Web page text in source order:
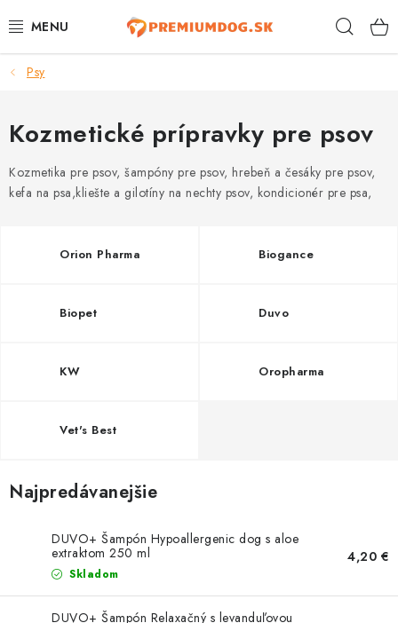
na
TOP 100 PRODUKTOV
NOVINKY
AKCIE
KONTAKTY
HOSPODÁRSKE ZVIERATÁ
DEZINFEKČNÉ PROSTRIEDKY
VONKAJŠIE VTÁCTVO
Psy
Kozmetické prípravky pre psov
Kozmetika pre psov, šampóny pre psov, hrebeň a česáky pre psov,
kefa na psa,kliešte a gilotíny na nechty psov, kondicionér pre psa,
Orion Pharma Biogance
Biopet Duvo
KW Oropharma
Vet's Best
Najpredávanejšie
DUVO+ Šampón Hypoallergenic dog s aloe
extraktom 250 ml
Skladom
4,20 €
DUVO+ Šampón Relaxačný s levanduľovou